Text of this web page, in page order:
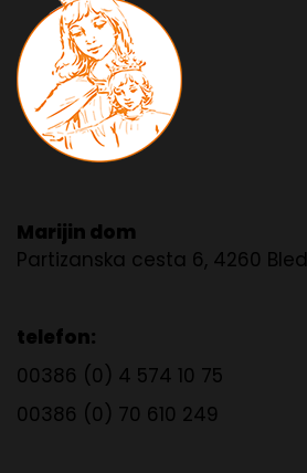
Marijin dom
Partizanska cesta 6, 4260 Bled
telefon:
00386 (0) 4 574 10 75
00386 (0) 70 610 249